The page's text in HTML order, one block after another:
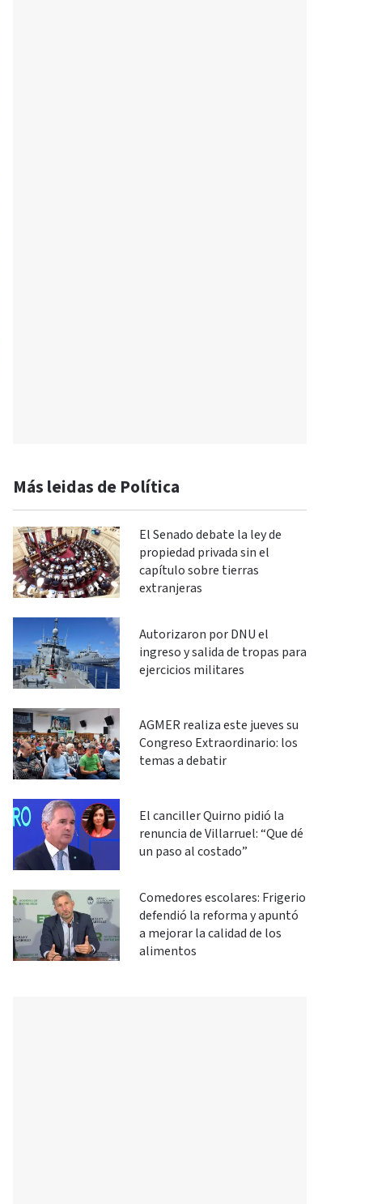
Más leidas de Política
El Senado debate la ley de
propiedad privada sin el
capítulo sobre tierras
extranjeras
Autorizaron por DNU el
ingreso y salida de tropas para
ejercicios militares
AGMER realiza este jueves su
Congreso Extraordinario: los
temas a debatir
El canciller Quirno pidió la
renuncia de Villarruel: “Que dé
un paso al costado”
Comedores escolares: Frigerio
defendió la reforma y apuntó
a mejorar la calidad de los
alimentos